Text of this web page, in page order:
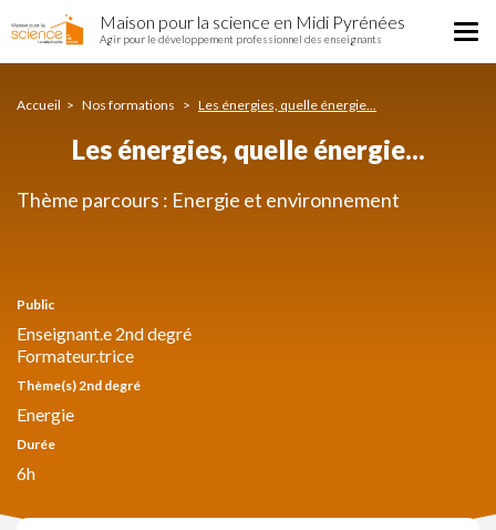
énergies,
au
Maison pour la science en Midi Pyrénées
Agir pour le développement professionnel des enseignants
Accueil Nos formations Les énergies, quelle énergie...
Les énergies, quelle énergie...
Thème parcours : Energie et environnement
Public
Enseignant.e 2nd degré
Formateur.trice
Thème(s) 2nd degré
Energie
Durée
6h